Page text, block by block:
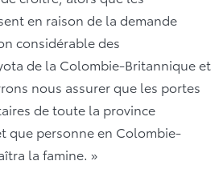
en raison de la demande
considérable des
de la Colombie-Britannique et
nous assurer que les portes
de toute la province
que personne en Colombie-
la famine. »